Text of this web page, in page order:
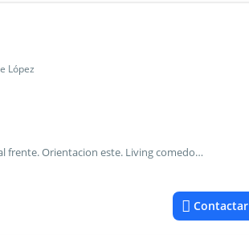
López
Departamento de 3 ambientes en vicente lópez. Ubicado al frente. Orientacion este. Living comedor con pisos de cerámicos con salida a balcón terraza con parrilla, cocina integrada con espacio para lavarropas. 2 dormitorios y un baño completo. Cochera. Para verlo comunicarse al alvarez dupot propiedades . .
Contactar